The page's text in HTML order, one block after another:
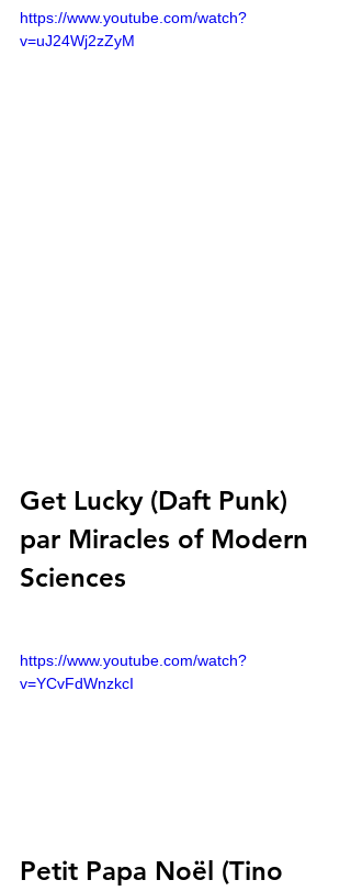
https://www.youtube.com/watch?
v=uJ24Wj2zZyM
Get Lucky (Daft Punk)
par Miracles of Modern
Sciences
https://www.youtube.com/watch?
v=YCvFdWnzkcI
Petit Papa Noël (Tino